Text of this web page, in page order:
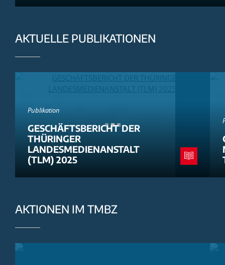
AKTUELLE PUBLIKATIONEN
Publikation
GESCHÄFTSBERICHT DER
THÜRINGER
LANDESMEDIENANSTALT
(TLM) 2025
AKTIONEN IM TMBZ